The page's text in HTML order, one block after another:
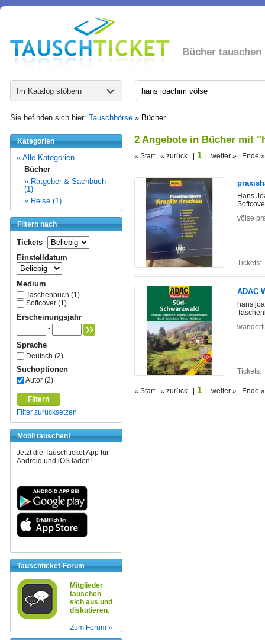
Bücher tauschen
Im Katalog stöbern
Sie befinden sich hier: Tauschbörse » Bücher
Kategorien
« Alle Kategorien
Bücher
» Ratgeber & Sachbuch
(1)
» Reise (1)
Filtern nach
Tickets
Einstelldatum
Medium
Taschenbuch (1)
Softcover (1)
Erscheinungsjahr
-
Sprache
Deutsch (2)
Suchoptionen
Autor (2)
Filtern
Filter zurücksetzen
Mobil tauschen!
Jetzt die Tauschticket App für
Android und iOS laden!
Tauschticket-Forum
Mitglieder
tauschen
sich aus und
diskutieren.
Zum Forum »
2 Angebote in Bücher mit
« Start « zurück | 1 | weiter » Ende »
Hans
völse
Tickets:
ADAC
hans
Tickets:
« Start « zurück | 1 | weiter » Ende »